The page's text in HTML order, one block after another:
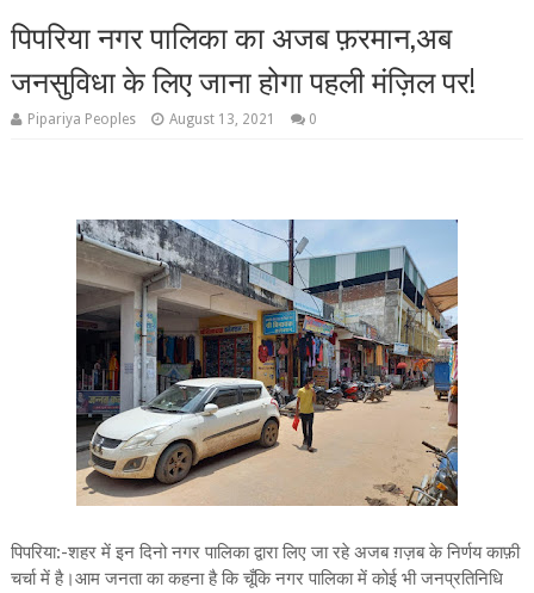
पिपरिया नगर पालिका का अजब फ़रमान,अब
जनसुविधा के लिए जाना होगा पहली मंज़िल पर!
Pipariya Peoples August 13, 2021 0
पिपरिया:-शहर में इन दिनो नगर पालिका द्वारा लिए जा रहे अजब ग़ज़ब के निर्णय काफ़ी
चर्चा में है।आम जनता का कहना है कि चूँकि नगर पालिका में कोई भी जनप्रतिनिधि